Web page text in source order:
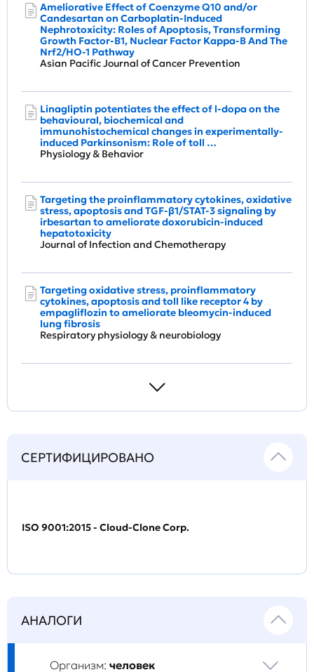
Ameliorative Effect of Coenzyme Q10 and/or
Candesartan on Carboplatin-Induced
Nephrotoxicity: Roles of Apoptosis, Transforming
Growth Factor-Β1, Nuclear Factor Kappa-B And The
Nrf2/HO-1 Pathway
Asian Pacific Journal of Cancer Prevention
Linagliptin potentiates the effect of l-dopa on the
behavioural, biochemical and
immunohistochemical changes in experimentally-
induced Parkinsonism: Role of toll …
Physiology & Behavior
Targeting the proinflammatory cytokines, oxidative
stress, apoptosis and TGF-β1/STAT-3 signaling by
irbesartan to ameliorate doxorubicin-induced
hepatotoxicity
Journal of Infection and Chemotherapy
Targeting oxidative stress, proinflammatory
cytokines, apoptosis and toll like receptor 4 by
empagliflozin to ameliorate bleomycin-induced
lung fibrosis
Respiratory physiology & neurobiology
СЕРТИФИЦИРОВАНО
ISO 9001:2015 - Cloud-Clone Corp.
АНАЛОГИ
Организм: человек